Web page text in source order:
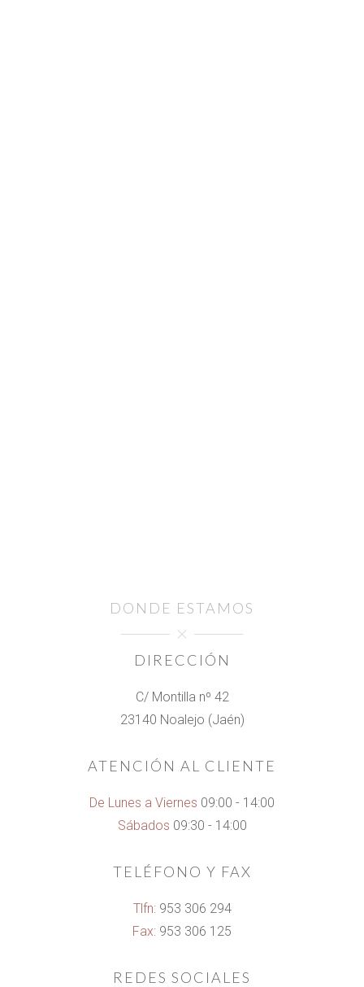
DONDE ESTAMOS
DIRECCIÓN
C/ Montilla nº 42
23140 Noalejo (Jaén)
ATENCIÓN AL CLIENTE
De Lunes a Viernes 09:00 - 14:00
Sábados 09:30 - 14:00
TELÉFONO Y FAX
Tlfn: 953 306 294
Fax: 953 306 125
REDES SOCIALES